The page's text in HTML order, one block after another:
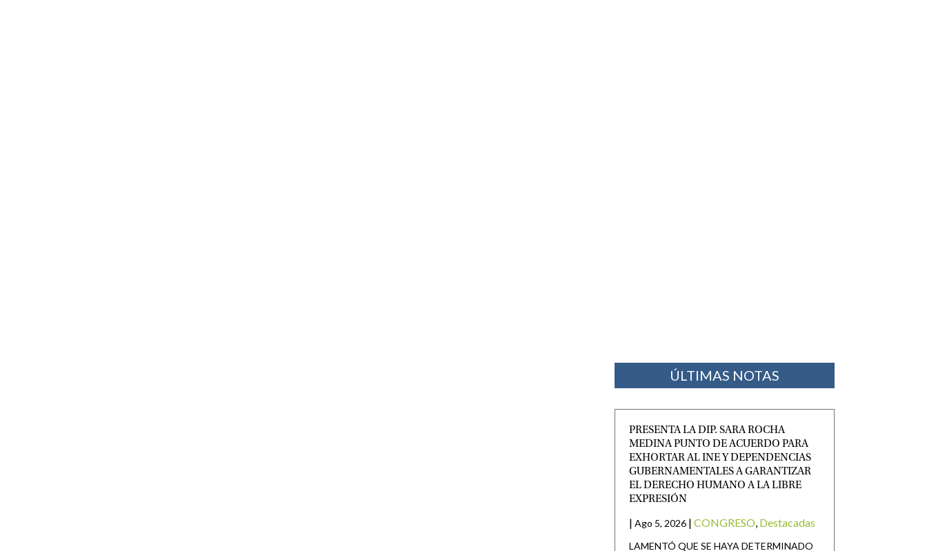
ÚLTIMAS NOTAS
PRESENTA LA DIP. SARA ROCHA
MEDINA PUNTO DE ACUERDO PARA
EXHORTAR AL INE Y DEPENDENCIAS
GUBERNAMENTALES A GARANTIZAR
EL DERECHO HUMANO A LA LIBRE
EXPRESIÓN
| Ago 5, 2026 | CONGRESO, Destacadas
LAMENTÓ QUE SE HAYA DETERMINADO